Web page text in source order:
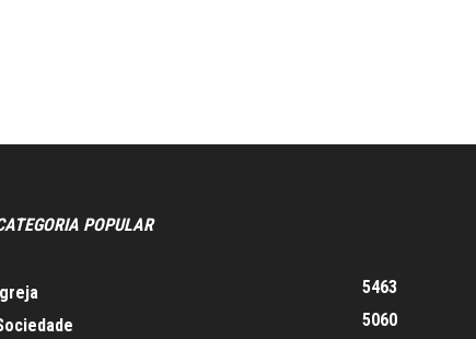
POPULAR
5463
5060